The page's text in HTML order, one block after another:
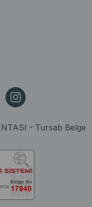
- Tursab Belge